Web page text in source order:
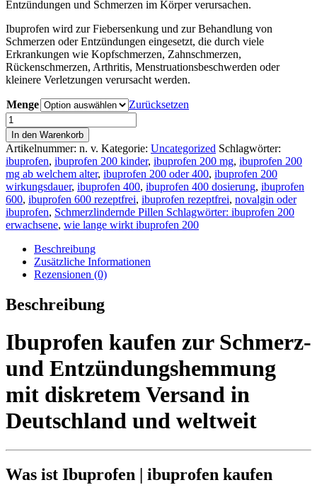
Entzündungen und Schmerzen im Körper verursachen.
Ibuprofen wird zur Fiebersenkung und zur Behandlung von
Schmerzen oder Entzündungen eingesetzt, die durch viele
Erkrankungen wie Kopfschmerzen, Zahnschmerzen,
Rückenschmerzen, Arthritis, Menstruationsbeschwerden oder
kleinere Verletzungen verursacht werden.
Menge
Zurücksetzen
Ibuprofen
200mg
Menge
In den Warenkorb
Artikelnummer: n. v. Kategorie: Uncategorized Schlagwörter:
ibuprofen, ibuprofen 200 kinder, ibuprofen 200 mg, ibuprofen 200
mg ab welchem alter, ibuprofen 200 oder 400, ibuprofen 200
wirkungsdauer, ibuprofen 400, ibuprofen 400 dosierung, ibuprofen
600, ibuprofen 600 rezeptfrei, ibuprofen rezeptfrei, novalgin oder
ibuprofen, Schmerzlindernde Pillen Schlagwörter: ibuprofen 200
erwachsene, wie lange wirkt ibuprofen 200
Beschreibung
Zusätzliche Informationen
Rezensionen (0)
Beschreibung
Ibuprofen kaufen zur Schmerz-
und Entzündungshemmung
mit diskretem Versand in
Deutschland und weltweit
Was ist Ibuprofen | ibuprofen kaufen